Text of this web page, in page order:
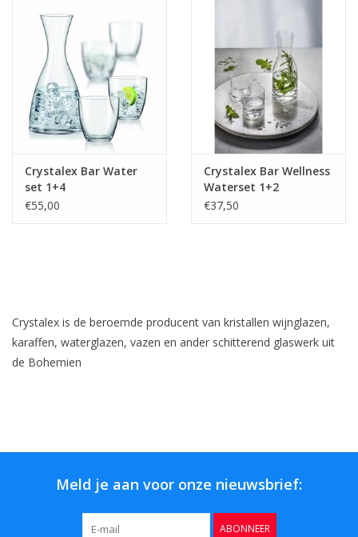
Bar & Wijn
Crystalex Bar Water
set 1+4
€55,00
Crystalex Bar Wellness
Waterset 1+2
€37,50
Crystalex is de beroemde producent van kristallen wijnglazen,
karaffen, waterglazen, vazen en ander schitterend glaswerk uit
de Bohemien
Meld je aan voor onze nieuwsbrief:
ABONNEER